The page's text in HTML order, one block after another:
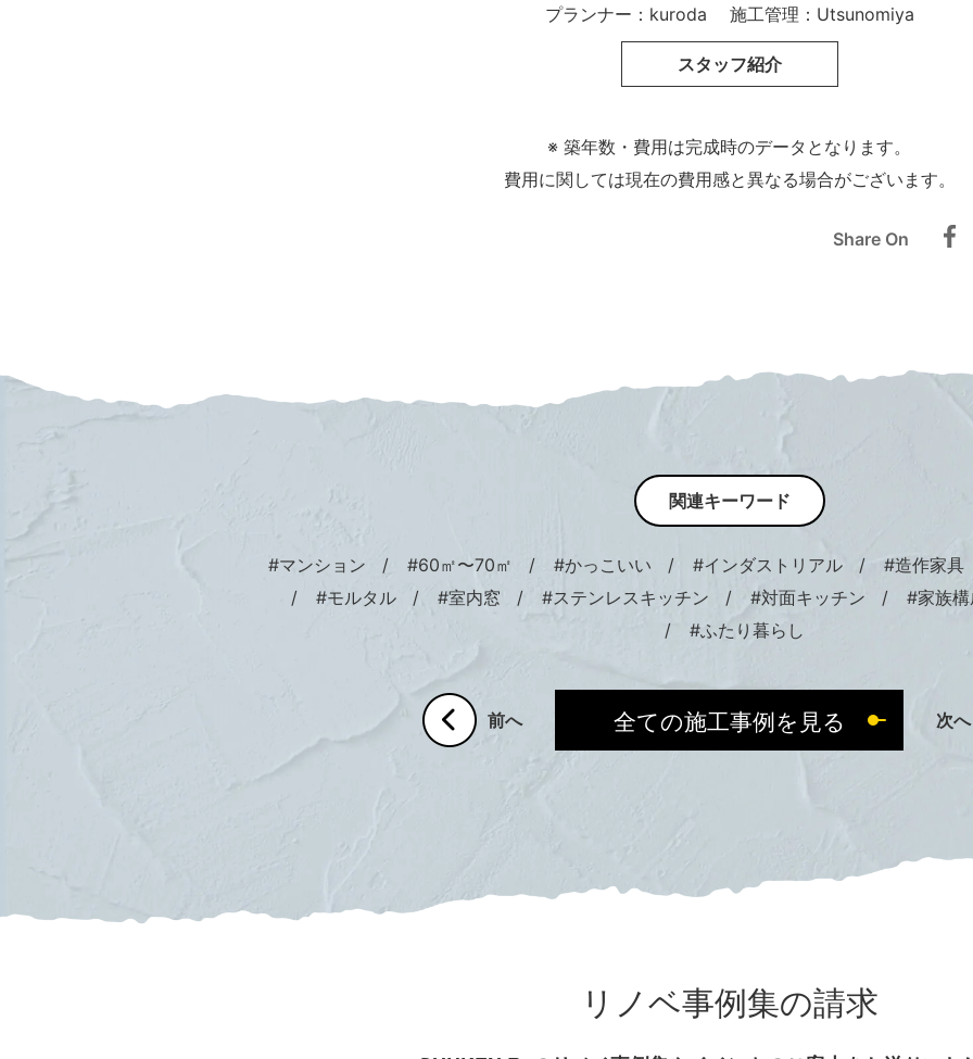
プランナー：kuroda 施工管理：Utsunomiya
スタッフ紹介
※ 築年数・費用は完成時のデータとなります。
費用に関しては現在の費用感と異なる場合がございます。
Share On
関連キーワード
#マンション #60㎡〜70㎡ #かっこいい #インダストリアル
#造作家具
#モルタル
#室内窓 #ステンレスキッチン #対面キッチン
#家族
#ふたり暮らし
前へ 全ての施工事例を見る 次へ
リノベ事例集の請求